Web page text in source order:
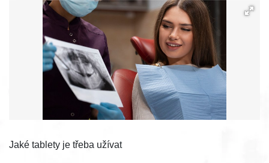
Jaké tablety je třeba užívat